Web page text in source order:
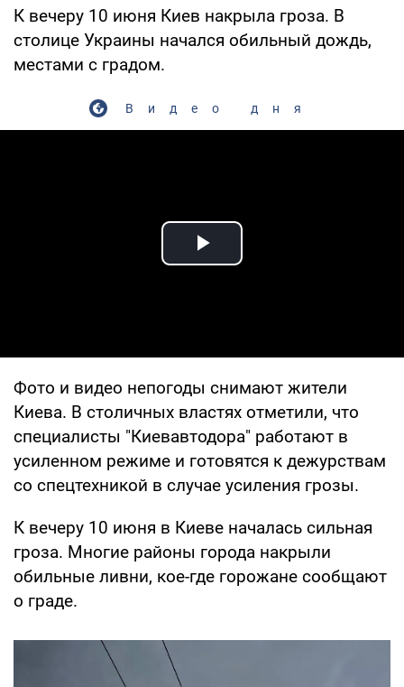
К вечеру 10 июня Киев накрыла гроза. В
столице Украины начался обильный дождь,
местами с градом.
Видео дня
Play Video
Фото и видео непогоды снимают жители
Киева. В столичных властях отметили, что
специалисты "Киевавтодора" работают в
усиленном режиме и готовятся к дежурствам
со спецтехникой в случае усиления грозы.
К вечеру 10 июня в Киеве началась сильная
гроза. Многие районы города накрыли
обильные ливни, кое-где горожане сообщают
о граде.